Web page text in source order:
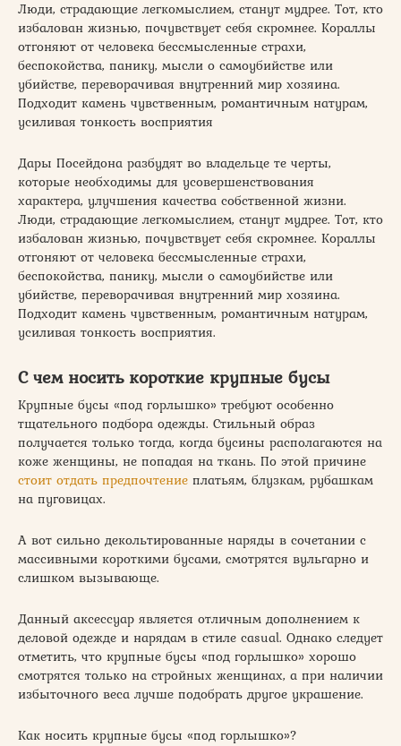
Люди, страдающие легкомыслием, станут мудрее. Тот, кто
избалован жизнью, почувствует себя скромнее. Кораллы
отгоняют от человека бессмысленные страхи,
беспокойства, панику, мысли о самоубийстве или
убийстве, переворачивая внутренний мир хозяина.
Подходит камень чувственным, романтичным натурам,
усиливая тонкость восприятия
Дары Посейдона разбудят во владельце те черты,
которые необходимы для усовершенствования
характера, улучшения качества собственной жизни.
Люди, страдающие легкомыслием, станут мудрее. Тот, кто
избалован жизнью, почувствует себя скромнее. Кораллы
отгоняют от человека бессмысленные страхи,
беспокойства, панику, мысли о самоубийстве или
убийстве, переворачивая внутренний мир хозяина.
Подходит камень чувственным, романтичным натурам,
усиливая тонкость восприятия.
С чем носить короткие крупные бусы
Крупные бусы «под горлышко» требуют особенно
тщательного подбора одежды. Стильный образ
получается только тогда, когда бусины располагаются на
коже женщины, не попадая на ткань. По этой причине
стоит отдать предпочтение платьям, блузкам, рубашкам
на пуговицах.
А вот сильно декольтированные наряды в сочетании с
массивными короткими бусами, смотрятся вульгарно и
слишком вызывающе.
Данный аксессуар является отличным дополнением к
деловой одежде и нарядам в стиле casual. Однако следует
отметить, что крупные бусы «под горлышко» хорошо
смотрятся только на стройных женщинах, а при наличии
избыточного веса лучше подобрать другое украшение.
Как носить крупные бусы «под горлышко»?